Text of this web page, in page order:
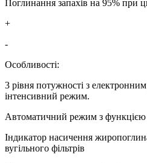
Поглинання запахів на 95% при
+
-
Особливості:
3 рівня потужності з
інтенсивний режим.
Автоматичний режим з функцією
Індикатор насичення
вугільного фільтрів